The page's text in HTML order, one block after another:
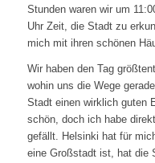
Stunden waren wir um
Uhr Zeit, die Stadt zu
mich mit ihren schönen
Wir haben den Tag
wohin uns die Wege
Stadt einen wirklich guten
schön, doch ich habe
gefällt. Helsinki hat für
eine Großstadt ist, hat die